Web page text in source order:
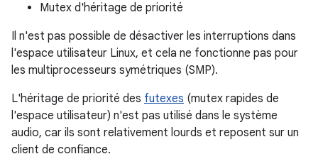
Mutex d'héritage de priorité
Il n'est pas possible de désactiver les interruptions dans
l'espace utilisateur Linux, et cela ne fonctionne pas pour
les multiprocesseurs symétriques (SMP).
L'héritage de priorité des futexes (mutex rapides de
l'espace utilisateur) n'est pas utilisé dans le système
audio, car ils sont relativement lourds et reposent sur un
client de confiance.